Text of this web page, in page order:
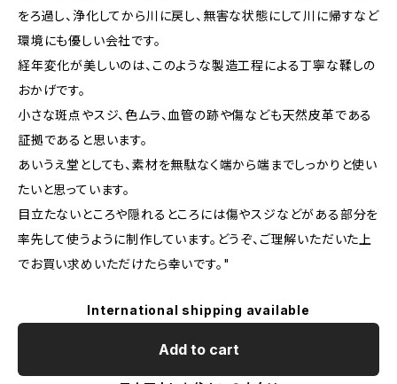
をろ過し、浄化してから川に戻し、無害な状態にして川に帰すなど
環境にも優しい会社です。
経年変化が美しいのは、このような製造工程による丁寧な鞣しの
おかげです。
小さな斑点やスジ、色ムラ、血管の跡や傷なども天然皮革である
証拠であると思います。
あいうえ堂としても、素材を無駄なく端から端までしっかりと使い
たいと思っています。
目立たないところや隠れるところには傷やスジなどがある部分を
率先して使うように制作しています。どうぞ、ご理解いただいた上
でお買い求めいただけたら幸いです。"
International shipping available
Add to cart